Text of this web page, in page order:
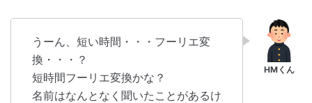
うーん、短い時間・・・フーリエ変
換・・・？
短時間フーリエ変換かな？
名前はなんとなく聞いたことがあるけ